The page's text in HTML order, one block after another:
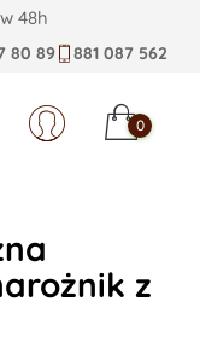
48h
80 89 881 087 562
0
z